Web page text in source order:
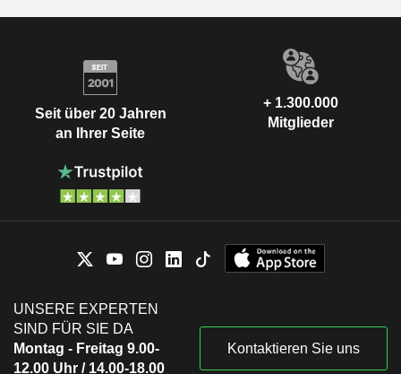
Seit über 20 Jahren
an Ihrer Seite
+ 1.300.000
Mitglieder
UNSERE EXPERTEN
SIND FÜR SIE DA
Montag - Freitag 9.00-
12.00 Uhr / 14.00-18.00
Kontaktieren Sie uns